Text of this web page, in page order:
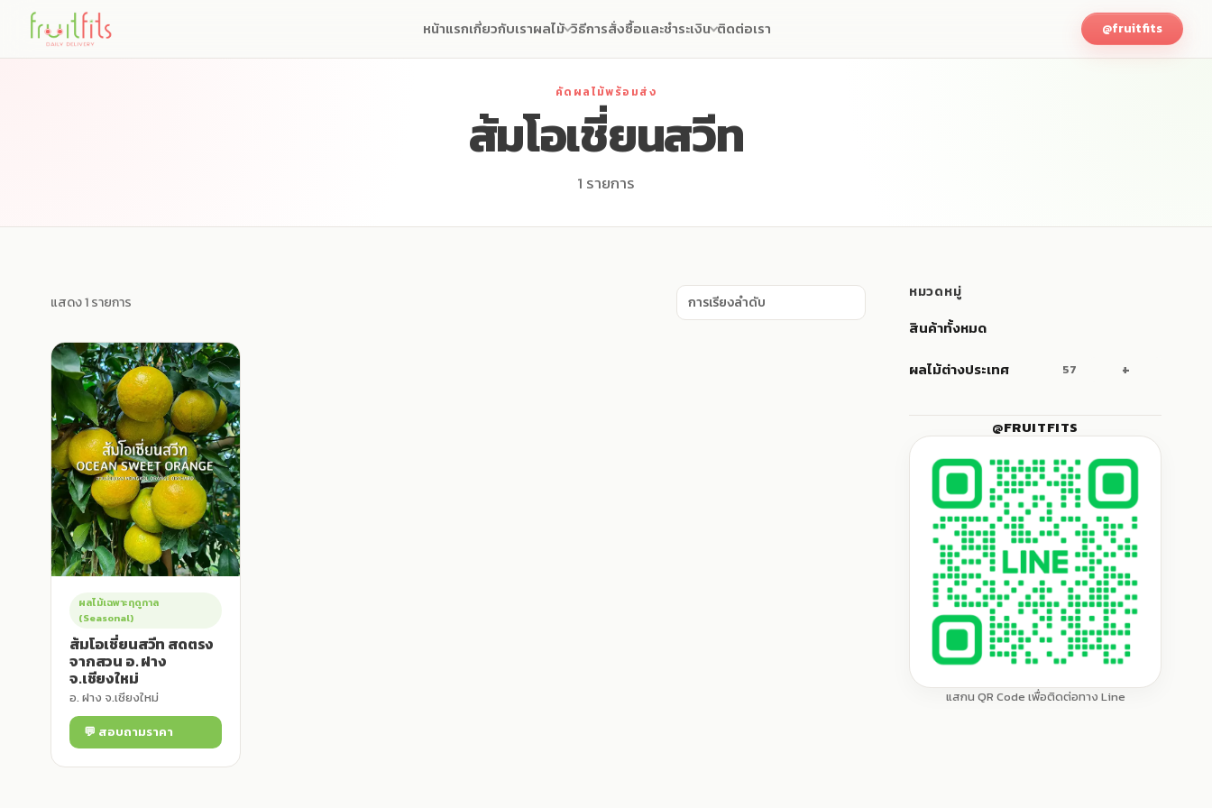
content
หน้าแรกเกี่ยวกับเราผลไม้ วิธีการสั่งซื้อและชำระเงิน ติดต่อเรา @fruitfits
คัดผลไม้พร้อมส่ง
ส้มโอเชี่ยนสวีท
1 รายการ
แสดง 1 รายการ
ผลไม้เฉพาะฤดูกาล
(Seasonal)
ส้มโอเชี่ยนสวีท สดตรง
จากสวน อ. ฝาง
จ.เชียงใหม่
อ. ฝาง จ.เชียงใหม่
💬 สอบถามราคา
หมวดหมู่
สินค้าทั้งหมด
ผลไม้ต่างประเทศ
57
แสดง
หมู่
ย่อย
(Wholesale)
แสดง
หมวด
หมู่
ย่อย
กีวี่ (Kiwi Fruits)
ทับทิม (Pomegranates)
บลูเบอรี่ (Blueberries) 4
พลับ (Persimmons) 4
ลูกพีช (Peaches) 4
ลูกไหน (Beaut Plum) 2
สตรอว์เบอรี่ (Strawberries) 2
ผลไม้เฉพาะฤดูกาล (Seasonal)
ผลไม้เหมาะกับเทศกาล (Occasional)
@FRUITFITS
แสกน QR Code เพื่อติดต่อทาง Line